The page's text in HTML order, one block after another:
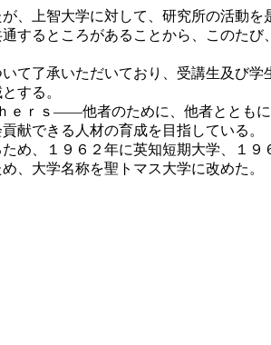
上智大学に対して、研究所の活動
するところがあることから、このた
了承いただいており、受講生及び
する。
ｒｓ――他者のために、他者ととも
献できる人材の育成を目指している。
、１９６２年に英知短期大学、１
、大学名称を聖トマス大学に改めた。